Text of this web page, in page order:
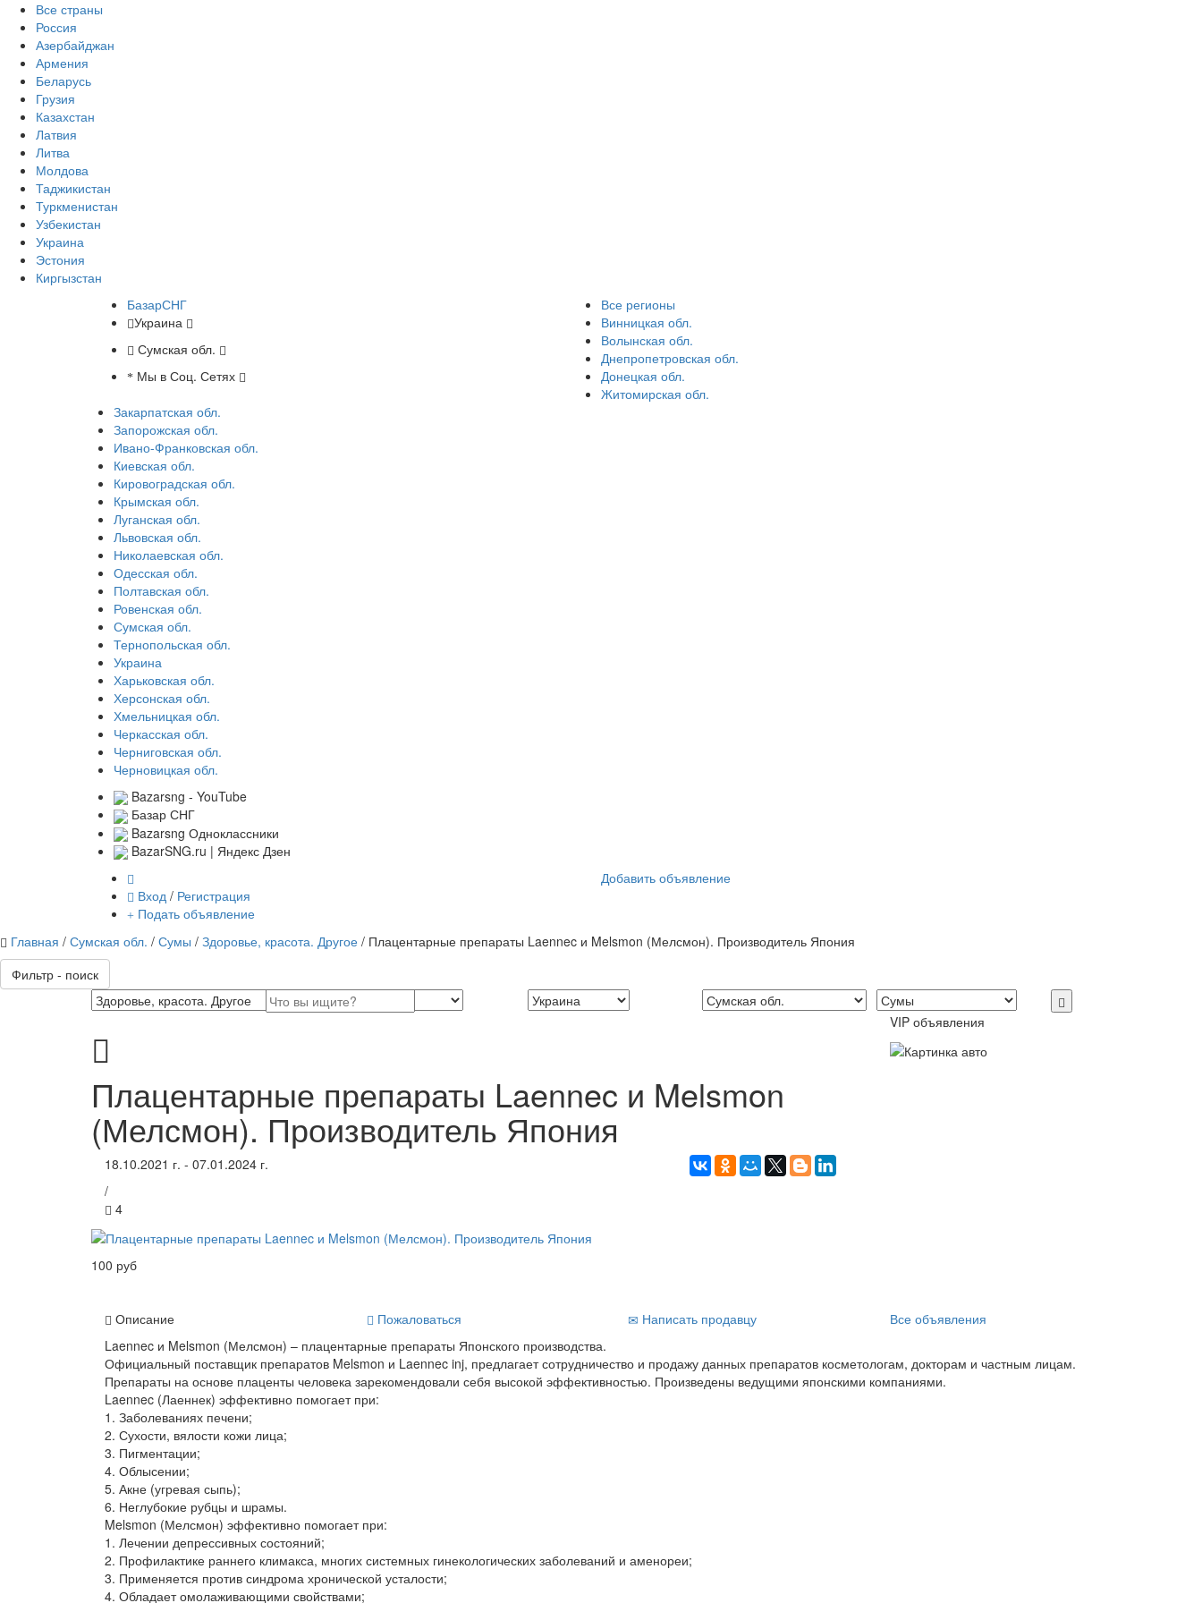
Все страны
Россия
Азербайджан
Армения
Беларусь
Грузия
Казахстан
Латвия
Литва
Молдова
Таджикистан
Туркменистан
Узбекистан
Украина
Эстония
Киргызстан
БазарСНГ
Украина
Сумская обл.
Мы в Соц. Сетях
Все регионы
Винницкая обл.
Волынская обл.
Днепропетровская обл.
Донецкая обл.
Житомирская обл.
Закарпатская обл.
Запорожская обл.
Ивано-Франковская обл.
Киевская обл.
Кировоградская обл.
Крымская обл.
Луганская обл.
Львовская обл.
Николаевская обл.
Одесская обл.
Полтавская обл.
Ровенская обл.
Сумская обл.
Тернопольская обл.
Украина
Харьковская обл.
Херсонская обл.
Хмельницкая обл.
Черкасская обл.
Черниговская обл.
Черновицкая обл.
Bazarsng - YouTube
Базар СНГ
Bazarsng Одноклассники
BazarSNG.ru | Яндекс Дзен
Вход / Регистрация
Подать объявление
Добавить объявление
Главная / Сумская обл. / Сумы / Здоровье, красота. Другое / Плацентарные препараты Laennec и Melsmon (Мелсмон). Производитель Япония
Фильтр - поиск
Плацентарные препараты Laennec и Melsmon
(Мелсмон). Производитель Япония
18.10.2021 г. - 07.01.2024 г.
/
4
100 руб
Описание Пожаловаться Написать продавцу
Все объявления
Laennec и Melsmon (Мелсмон) – плацентарные препараты Японского производства.
Официальный поставщик препаратов Melsmon и Laennec inj, предлагает сотрудничество и продажу данных препаратов косметологам, докторам и частным лицам.
Препараты на основе плаценты человека зарекомендовали себя высокой эффективностью. Произведены ведущими японскими компаниями.
Laennec (Лаеннек) эффективно помогает при:
1. Заболеваниях печени;
2. Сухости, вялости кожи лица;
3. Пигментации;
4. Облысении;
5. Акне (угревая сыпь);
6. Неглубокие рубцы и шрамы.
Melsmon (Мелсмон) эффективно помогает при:
1. Лечении депрессивных состояний;
2. Профилактике раннего климакса, многих системных гинекологических заболеваний и аменореи;
3. Применяется против синдрома хронической усталости;
4. Обладает омолаживающими свойствами;
VIP объявления